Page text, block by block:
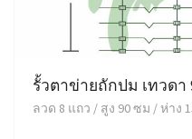
รั้วตาข่ายถักปม เทวดา
ลวด 8 แถว / สูง 90 ซม / ห่าง